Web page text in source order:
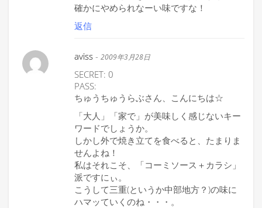
確かにやめられなーい味ですな！
返信
aviss - 2009年3月28日
SECRET: 0
PASS:
ちゅうちゅうらぶさん、こんにちは☆
「大人」「家で」が美味しく感じないキー
ワードでしょうか。
しかし外で焼き立てを食べると、たまりま
せんよね！
私はそれこそ、「コーミソース＋カラシ」
派ですにぃ。
こうして三重(というか中部地方？)の味に
ハマッていくのね・・・。